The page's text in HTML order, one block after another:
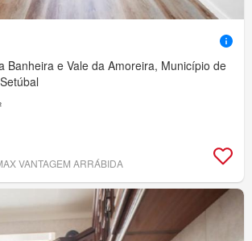
Banheira e Vale da Amoreira, Município de
VANTAGEM ARRÁBIDA